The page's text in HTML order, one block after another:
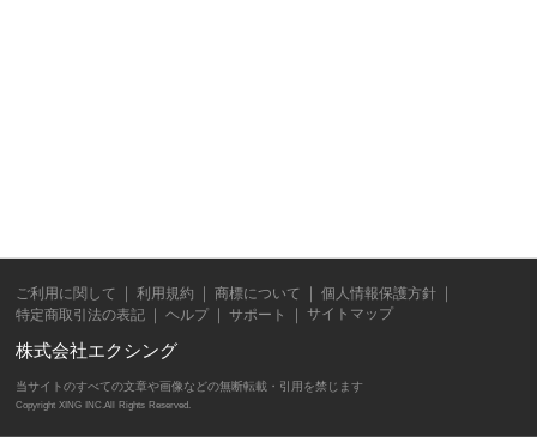
ご利用に関して 利用規約 商標について
個人情報保護方針
特定商取引法の表記
ヘルプ サポート サイトマップ
株式会社エクシング
当サイトのすべての文章や画像などの無断転載・引用を禁じます
Copyright XING INC.All Rights Reserved.